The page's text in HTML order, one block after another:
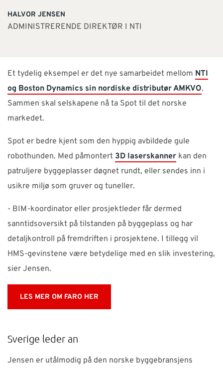
HALVOR JENSEN
ADMINISTRERENDE DIREKTØR I NTI
Et tydelig eksempel er det nye samarbeidet mellom NTI
og Boston Dynamics sin nordiske distributør AMKVO.
Sammen skal selskapene nå ta Spot til det norske
markedet.
Spot er bedre kjent som den hyppig avbildede gule
robothunden. Med påmontert 3D laserskanner kan den
patruljere byggeplasser døgnet rundt, eller sendes inn i
usikre miljø som gruver og tuneller.
- BIM-koordinator eller prosjektleder får dermed
sanntidsoversikt på tilstanden på byggeplass og har
detaljkontroll på fremdriften i prosjektene. I tillegg vil
HMS-gevinstene være betydelige med en slik investering,
sier Jensen.
LES MER OM FARO HER
Sverige leder an
Jensen er utålmodig på den norske byggebransjens